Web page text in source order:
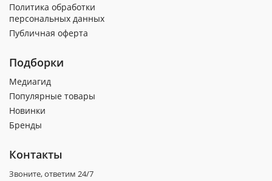
Политика обработки
персональных данных
Публичная оферта
Подборки
Медиагид
Популярные товары
Новинки
Бренды
Контакты
Звоните, ответим 24/7